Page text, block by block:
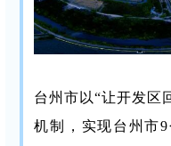
台州市以“让开发区
机制，实现台州市